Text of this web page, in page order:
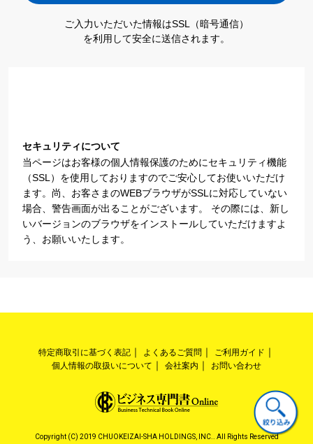
ご入力いただいた情報はSSL（暗号通信）
を利用して安全に送信されます。
セキュリティについて
当ページはお客様の個人情報保護のためにセキュリティ機能
（SSL）を使用しておりますのでご安心してお使いいただけ
ます。尚、お客さまのWEBブラウザがSSLに対応していない
場合、警告画面が出ることがございます。 その際には、新し
いバージョンのブラウザをインストールしていただけますよ
う、お願いいたします。
特定商取引に基づく表記 よくあるご質問
ご利用ガイド
個人情報の取扱いについて
会社案内 お問い合わせ
Copyright (C) 2019 CHUOKEIZAI-SHA HOLDINGS, INC.. All Rights Reserved